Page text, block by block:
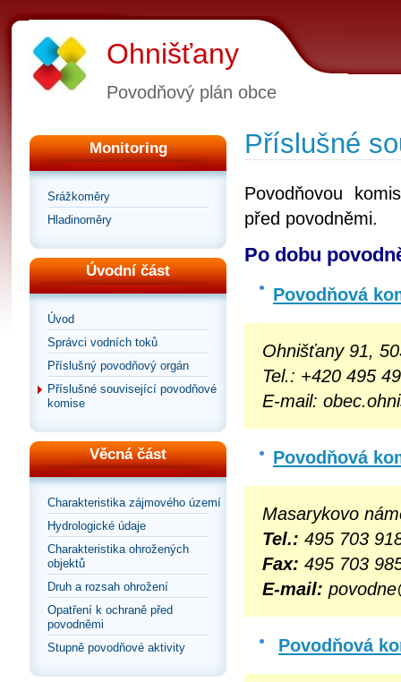
Ohnišťany
Povodňový plán obce
Monitoring
Srážkoměry
Hladinoměry
Úvodní část
Úvod
Správci vodních toků
Příslušný povodňový orgán
Příslušné související povodňové
komise
Věcná část
Charakteristika zájmového území
Hydrologické údaje
Charakteristika ohrožených
objektů
Druh a rozsah ohrožení
Opatření k ochraně před
povodněmi
Stupně povodňové aktivity
Příslušné
Povodňovou
před povodněmi.
Po dobu
Povodňová
Ohnišťany 91,
Tel.: +420 495
E-mail:
Povodňová
Masarykovo
Tel.: 495 703
Fax: 495 703
E-mail:
Povodňová